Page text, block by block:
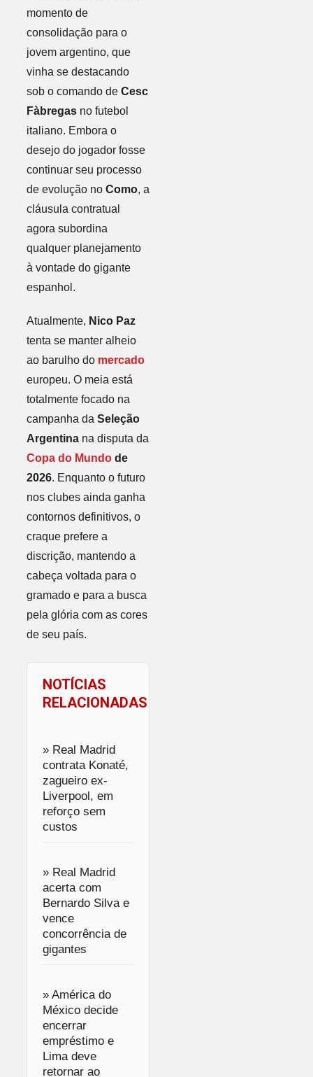
momento de
consolidação para o
jovem argentino, que
vinha se destacando
sob o comando de Cesc
Fàbregasno futebol
italiano. Embora o
desejo do jogador fosse
continuar seu processo
de evolução no Como, a
cláusula contratual
agora subordina
qualquer planejamento
à vontade do gigante
espanhol.
Atualmente, Nico Paz
tenta se manter alheio
ao barulho do mercado
europeu. O meia está
totalmente focado na
campanha da Seleção
Argentinana disputa da
Copa do Mundode
2026. Enquanto o futuro
nos clubes ainda ganha
contornos definitivos, o
craque prefere a
discrição, mantendo a
cabeça voltada para o
gramado e para a busca
pela glória com as cores
de seu país.
NOTÍCIAS
RELACIONADAS
» Real Madrid
contrata Konaté,
zagueiro ex-
Liverpool, em
reforço sem
custos
» Real Madrid
acerta com
Bernardo Silva e
vence
concorrência de
gigantes
» América do
México decide
encerrar
empréstimo e
Lima deve
retornar ao